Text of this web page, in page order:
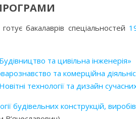
бакалаврів спеціальностей
та цивільна інженерія»
та комерційна
технології та дизайн
будівельних конструкцій,